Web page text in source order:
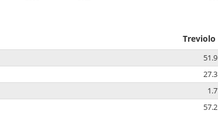
Treviolo
51.9
27.3
1.7
57.2